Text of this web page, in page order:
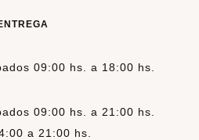
09:00 hs. a 18:00 hs.
09:00 hs. a 21:00 hs.
a 21:00 hs.